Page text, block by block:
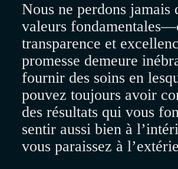
Nous ne perdons jamais
valeurs
transparence et
promesse demeure
fournir des soins en
pouvez toujours avoir
des résultats qui vous
sentir aussi bien à
vous paraissez à